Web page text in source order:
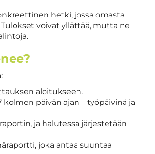
hetki, jossa omasta
voivat yllättää, mutta ne
aloitukseen.
päivän ajan – työpäivinä ja
ja halutessa järjestetään
joka antaa suuntaa